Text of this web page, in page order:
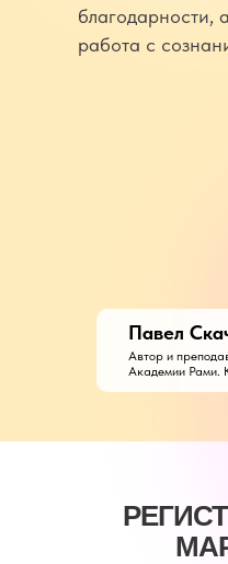
благодарности,
работа с
Павел
Автор и
Академии Рами.